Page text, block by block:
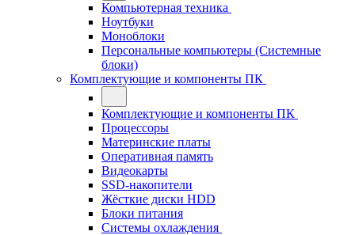
Компьютерная техника
Ноутбуки
Моноблоки
Персональные компьютеры (Системные
блоки)
Комплектующие и компоненты ПК
Комплектующие и компоненты ПК
Процессоры
Материнские платы
Оперативная память
Видеокарты
SSD-накопители
Жёсткие диски HDD
Блоки питания
Системы охлаждения